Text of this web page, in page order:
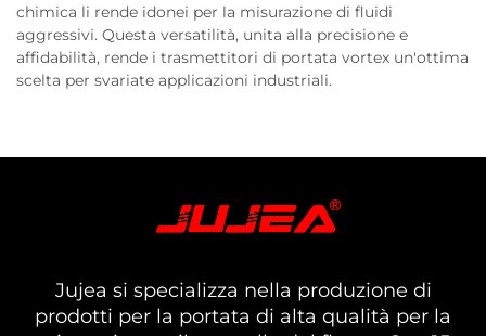
chimica li rende idonei per la misurazione di fluidi
aggressivi. Questa versatilità, unita alla precisione e
affidabilità, rende i trasmettitori di portata vortex un'ottima
scelta per svariate applicazioni industriali.
Jujea si specializza nella produzione di
prodotti per la portata di alta qualità per la